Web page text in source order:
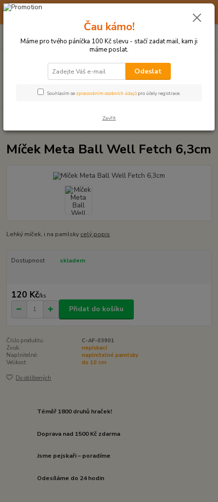
☀️ 10. - 14. SRPNA 2026 MÁME DOVOLENOU ☀️ OBJEDNÁVKY
Hledat
po–pá: 9–17 hod.
za0 Kč
MÍČKY, APORTY, TALÍŘE, HÁZEČE
Míček Meta Ball Well Fetch 6,3cm
Lehký míček, i na pamlsky celý popis
Dostupnost skladem
120 Kč/ks
Přidat do košíku
Číslo produktu:
C-AF-03901
Zvuk:
nepískací
Naplnitelné:
naplnitelné pamlsky
Velikost:
do 10 cm
Do oblíbených
Téměř 1800 druhů hraček!
Doprava nad 1500 Kč zdarma
Jsme pejskaři – poradíme
Odesíláme do 24 hodin
Čau kámo!
Máme pro tvého páníčka 100 Kč slevu - stačí zadat mail, kam ji
máme poslat.
Odeslat
Souhlasím se zpracováním osobních údajů pro účely registrace.
Zavřít